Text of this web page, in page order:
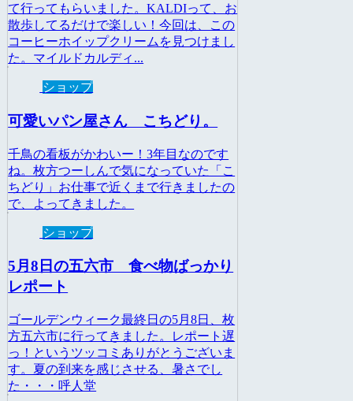
て行ってもらいました。KALDIって、お
散歩してるだけで楽しい！今回は、この
コーヒーホイップクリームを見つけまし
た。マイルドカルディ...
ショップ
可愛いパン屋さん こちどり。
千鳥の看板がかわいー！3年目なのです
ね。枚方つーしんで気になっていた「こ
ちどり」お仕事で近くまで行きましたの
で、よってきました。
ショップ
5月8日の五六市 食べ物ばっかり
レポート
ゴールデンウィーク最終日の5月8日、枚
方五六市に行ってきました。レポート遅
っ！というツッコミありがとうございま
す。夏の到来を感じさせる、暑さでし
た・・・呼人堂